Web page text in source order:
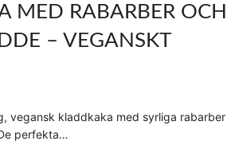
MED RABARBER OCH
– VEGANSKT
vegansk kladdkaka med syrliga rabarber
perfekta…